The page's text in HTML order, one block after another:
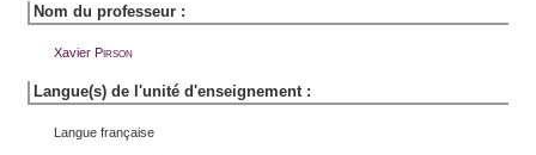
Nom du professeur :
Xavier Pirson
Langue(s) de l'unité d'enseignement :
Langue française